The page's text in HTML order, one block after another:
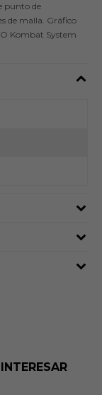
punto de
de malla. Gráfico
Kombat System